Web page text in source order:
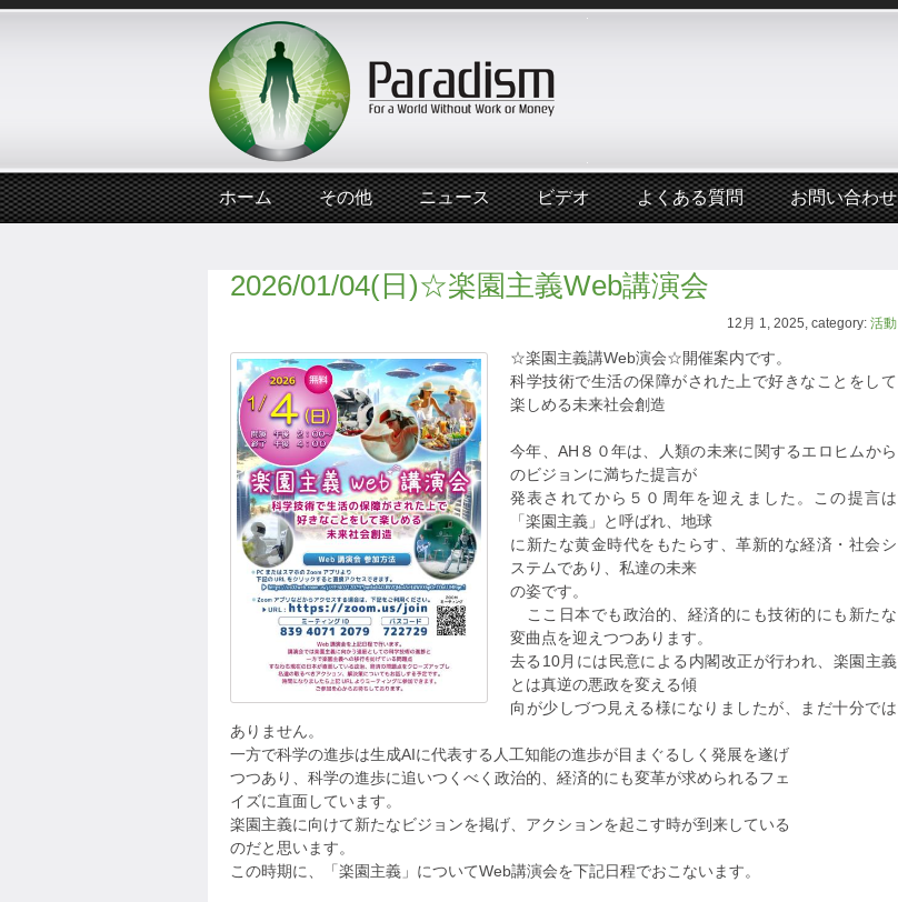
ホーム その他 ニュース ビデオ よくある質問 お問い合わせ
2026/01/04(日)☆楽園主義Web講演会
12月 1, 2025, category: 活動
☆楽園主義講Web演会☆開催案内です。
科学技術で生活の保障がされた上で好きなことをして
楽しめる未来社会創造
今年、AH８０年は、人類の未来に関するエロヒムから
のビジョンに満ちた提言が
発表されてから５０周年を迎えました。この提言は
「楽園主義」と呼ばれ、地球
に新たな黄金時代をもたらす、革新的な経済・社会シ
ステムであり、私達の未来
の姿です。
ここ日本でも政治的、経済的にも技術的にも新たな
変曲点を迎えつつあります。
去る10月には民意による内閣改正が行われ、楽園主義
とは真逆の悪政を変える傾
向が少しづつ見える様になりましたが、まだ十分では
ありません。
一方で科学の進歩は生成AIに代表する人工知能の進歩が目まぐるしく発展を遂げ
つつあり、科学の進歩に追いつくべく政治的、経済的にも変革が求められるフェ
イズに直面しています。
楽園主義に向けて新たなビジョンを掲げ、アクションを起こす時が到来している
のだと思います。
この時期に、「楽園主義」についてWeb講演会を下記日程でおこないます。